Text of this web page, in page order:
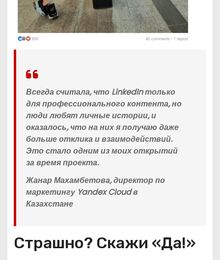
Всегда считала, что LinkedIn только
для профессионального контента, но
люди любят личные истории, и
оказалось, что на них я получаю даже
больше отклика и взаимодействий.
Это стало одним из моих открытий
за время проекта.
Жанар Махамбетова, директор по
маркетингу Yandex Cloud в
Казахстане
Страшно? Скажи «Да!»